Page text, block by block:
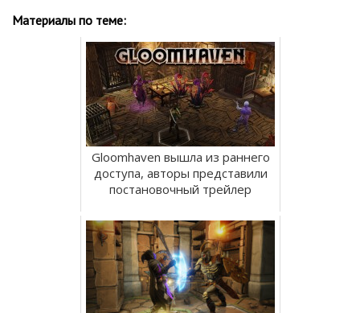
Материалы по теме:
Gloomhaven вышла из раннего
доступа, авторы представили
постановочный трейлер